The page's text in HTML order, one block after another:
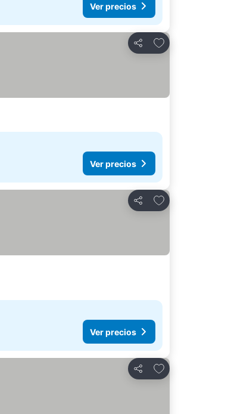
Ver precios
Compartir
Añadir a favoritos
Ver precios
Compartir
Añadir a favoritos
Ver precios
Compartir
Añadir a favoritos